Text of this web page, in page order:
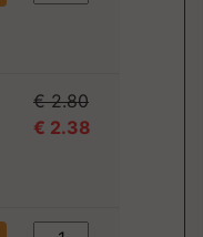
€ 2.80
€ 2.38